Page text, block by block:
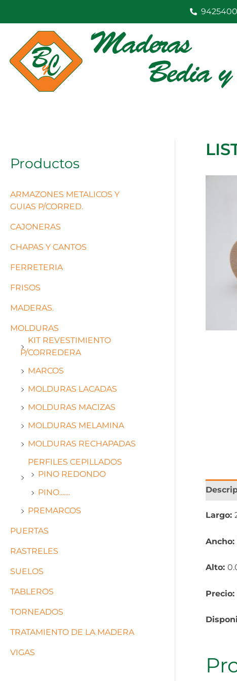
contenido
Productos
ARMAZONES METALICOS Y
GUIAS P/CORRED.
CAJONERAS
CHAPAS Y CANTOS
FERRETERIA
FRISOS
MADERAS.
MOLDURAS
KIT REVESTIMIENTO
P/CORREDERA
MARCOS
MOLDURAS LACADAS
MOLDURAS MACIZAS
MOLDURAS MELAMINA
MOLDURAS RECHAPADAS
PERFILES CEPILLADOS
PINO REDONDO
PINO.......
PREMARCOS
PUERTAS
RASTRELES
SUELOS
TABLEROS
TORNEADOS
TRATAMIENTO DE LA MADERA
VIGAS
Largo:
Ancho:
Alto:
Precio: